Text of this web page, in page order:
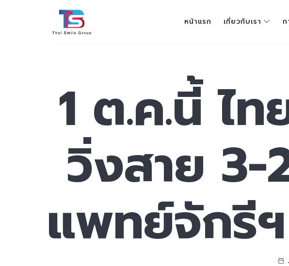
THAI SMILE GROUP หน้าแรก เกี่ยวกับเรา ก
1 ต.ค.นี้ ไ
วิ่งสาย 3-
แพทย์จักรี